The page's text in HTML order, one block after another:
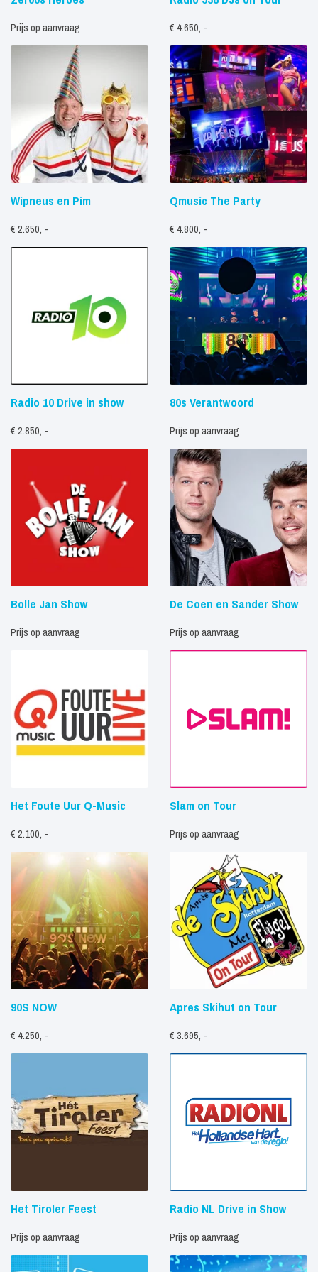
Prijs op aanvraag € 4.650, -
Wipneus en Pim
€ 2.650, -
Qmusic The Party
€ 4.800, -
Radio 10 Drive in show
€ 2.850, -
80s Verantwoord
Prijs op aanvraag
Bolle Jan Show
Prijs op aanvraag
De Coen en Sander Show
Prijs op aanvraag
Het Foute Uur Q-Music
€ 2.100, -
Slam on Tour
Prijs op aanvraag
90S NOW
€ 4.250, -
Apres Skihut on Tour
€ 3.695, -
Het Tiroler Feest
Prijs op aanvraag
Radio NL Drive in Show
Prijs op aanvraag